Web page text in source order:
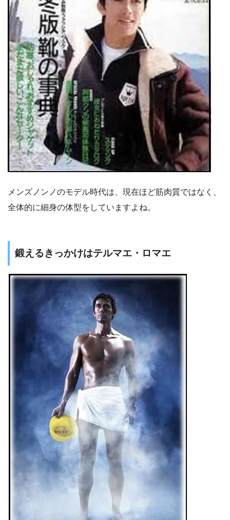
メンズノンノのモデル時代は、現在ほど筋肉質ではなく、
全体的に細身の体型をしていますよね。
鍛えるきっかけはテルマエ・ロマエ